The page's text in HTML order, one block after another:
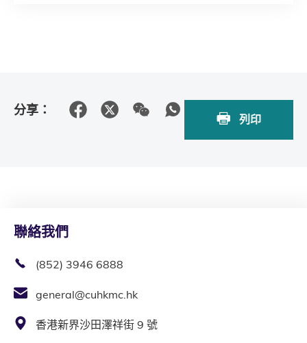
分享：
列印
聯絡我們
(852) 3946 6888
general@cuhkmc.hk
香港新界沙田澤祥街 9 號